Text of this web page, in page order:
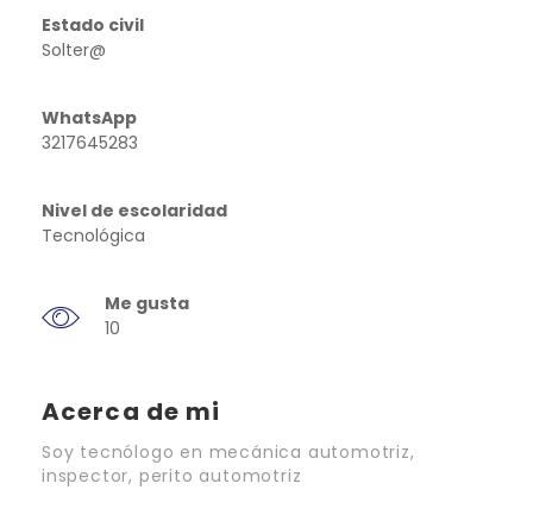
Estado civil
Solter@
WhatsApp
3217645283
Nivel de escolaridad
Tecnológica
Me gusta
10
Acerca de mi
Soy tecnólogo en mecánica automotriz,
inspector, perito automotriz